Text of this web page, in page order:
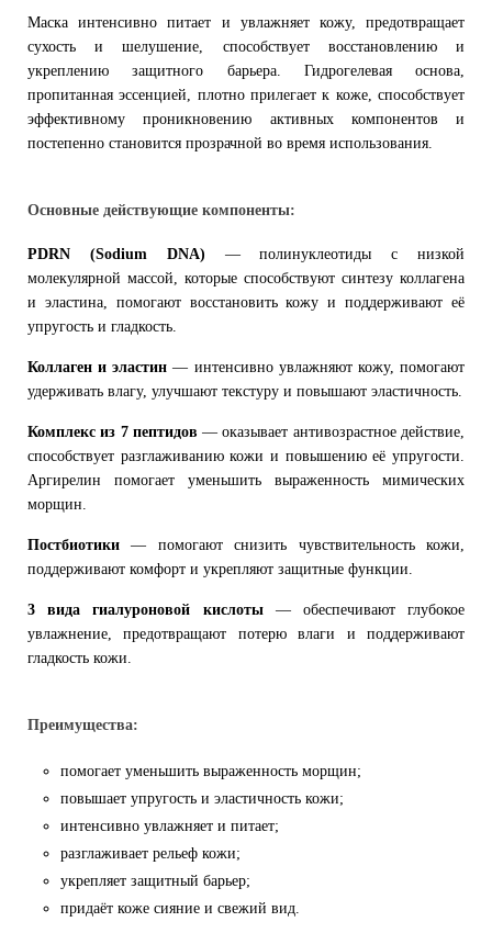
Маска интенсивно питает и увлажняет кожу, предотвращает
сухость и шелушение, способствует восстановлению и
укреплению защитного барьера. Гидрогелевая основа,
пропитанная эссенцией, плотно прилегает к коже, способствует
эффективному проникновению активных компонентов и
постепенно становится прозрачной во время использования.
Основные действующие компоненты:
PDRN (Sodium DNA) — полинуклеотиды с низкой
молекулярной массой, которые способствуют синтезу коллагена
и эластина, помогают восстановить кожу и поддерживают её
упругость и гладкость.
Коллаген и эластин — интенсивно увлажняют кожу, помогают
удерживать влагу, улучшают текстуру и повышают эластичность.
Комплекс из 7 пептидов — оказывает антивозрастное действие,
способствует разглаживанию кожи и повышению её упругости.
Аргирелин помогает уменьшить выраженность мимических
морщин.
Постбиотики — помогают снизить чувствительность кожи,
поддерживают комфорт и укрепляют защитные функции.
3 вида гиалуроновой кислоты— обеспечивают глубокое
увлажнение, предотвращают потерю влаги и поддерживают
гладкость кожи.
Преимущества:
помогает уменьшить выраженность морщин;
повышает упругость и эластичность кожи;
интенсивно увлажняет и питает;
разглаживает рельеф кожи;
укрепляет защитный барьер;
придаёт коже сияние и свежий вид.